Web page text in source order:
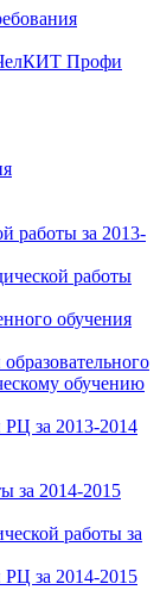
Профи
работы за 2013-
работы
обучения
обучению
РЦ за 2013-2014
за 2014-2015
работы за
РЦ за 2014-2015